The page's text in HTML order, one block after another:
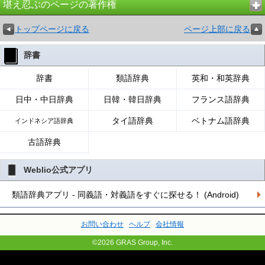
堪え忍ぶのページの著作権
トップページに戻る ページ上部に戻る
辞書
辞書 類語辞典 英和・和英辞典
日中・中日辞典 日韓・韓日辞典 フランス語辞典
インドネシア語辞典 タイ語辞典 ベトナム語辞典
古語辞典
Weblio公式アプリ
類語辞典アプリ - 同義語・対義語をすぐに探せる！ (Android)
お問い合わせ ヘルプ 会社情報
©2026 GRAS Group, Inc.